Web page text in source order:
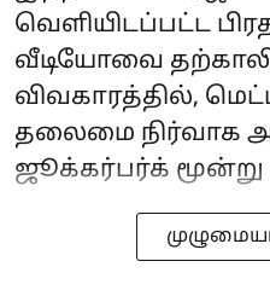
வெளியிடப்பட்ட
வீடியோவை
விவகாரத்தில்,
தலைமை நிர்வாக
ஜூக்கர்பர்க் மூன்று